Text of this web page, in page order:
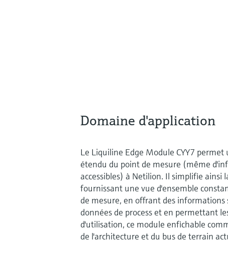
Domaine d'application
Le Liquiline Edge Module CYY7
étendu du point de mesure (même
accessibles) à Netilion. Il simplifie ainsi
fournissant une vue d'ensemble
de mesure, en offrant des informations
données de process et en permettant
d'utilisation, ce module enfichable
de l'architecture et du bus de terrain